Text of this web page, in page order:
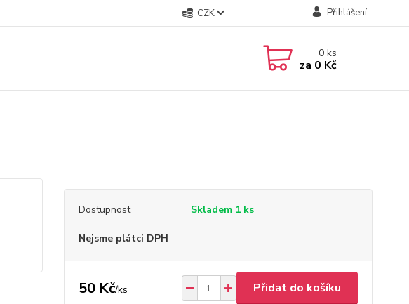
CZK Přihlášení
0ks
za 0 Kč
Dostupnost Skladem 1 ks
Nejsme plátci DPH
50 Kč/ks Přidat do košíku